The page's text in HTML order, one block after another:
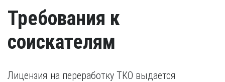
Требования к
соискателям
Лицензия на переработку ТКО выдается